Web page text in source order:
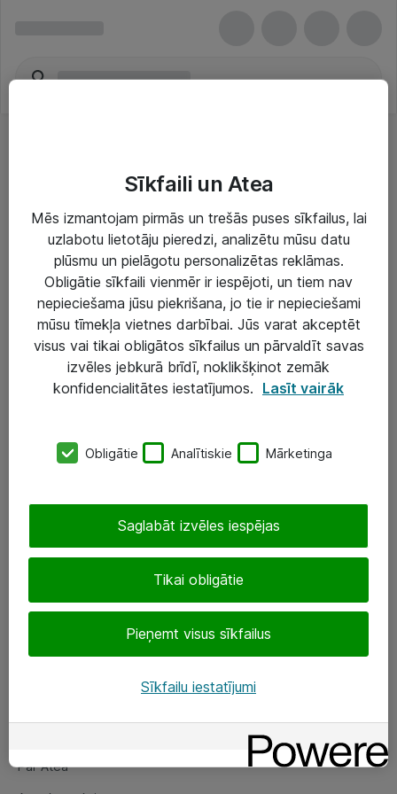
Risinājumi & Pakalpojumi
IT serviss un atbalsts
IT infrastruktūra
Darba vietu IT risinājumi
Serveri un datu centri
SIA „ATEA”
eShop@atea.lv
Sekojiet mums
Par Atea
Par Atea
Sīkfaili un Atea
Mēs izmantojam pirmās un trešās puses sīkfailus, lai
uzlabotu lietotāju pieredzi, analizētu mūsu datu
plūsmu un pielāgotu personalizētas reklāmas.
Obligātie sīkfaili vienmēr ir iespējoti, un tiem nav
nepieciešama jūsu piekrišana, jo tie ir nepieciešami
mūsu tīmekļa vietnes darbībai. Jūs varat akceptēt
visus vai tikai obligātos sīkfailus un pārvaldīt savas
izvēles jebkurā brīdī, noklikšķinot zemāk
konfidencialitātes iestatījumos. Lasīt vairāk
Obligātie Analītiskie Mārketinga
Tikai obligātie
Pieņemt visus sīkfailus
Saglabāt izvēles iespējas
Sīkfailu iestatījumi